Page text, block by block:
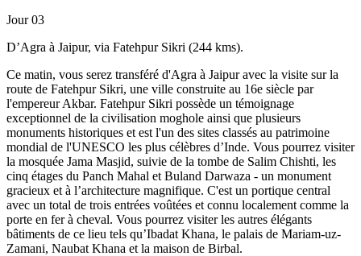
Jour 03
D’Agra à Jaipur, via Fatehpur Sikri (244 kms).
Ce matin, vous serez transféré d'Agra à Jaipur avec la visite sur la
route de Fatehpur Sikri, une ville construite au 16e siècle par
l'empereur Akbar. Fatehpur Sikri possède un témoignage
exceptionnel de la civilisation moghole ainsi que plusieurs
monuments historiques et est l'un des sites classés au patrimoine
mondial de l'UNESCO les plus célèbres d’Inde. Vous pourrez visiter
la mosquée Jama Masjid, suivie de la tombe de Salim Chishti, les
cinq étages du Panch Mahal et Buland Darwaza - un monument
gracieux et à l’architecture magnifique. C'est un portique central
avec un total de trois entrées voûtées et connu localement comme la
porte en fer à cheval. Vous pourrez visiter les autres élégants
bâtiments de ce lieu tels qu’Ibadat Khana, le palais de Mariam-uz-
Zamani, Naubat Khana et la maison de Birbal.